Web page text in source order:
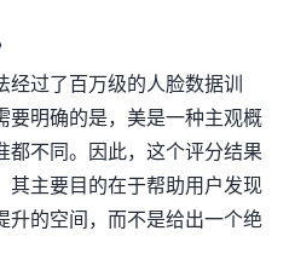
经过了百万级的人脸数据训
要明确的是，美是一种主观概
都不同。因此，这个评分结果
其主要目的在于帮助用户发现
升的空间，而不是给出一个绝